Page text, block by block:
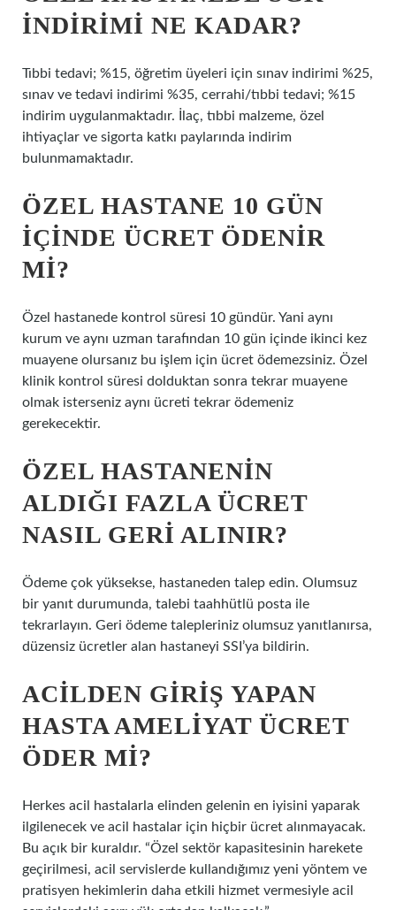
INDIRIMI NE KADAR?
Tıbbi tedavi; %15, öğretim üyeleri için sınav indirimi %25,
sınav ve tedavi indirimi %35, cerrahi/tıbbi tedavi; %15
indirim uygulanmaktadır. İlaç, tıbbi malzeme, özel
ihtiyaçlar ve sigorta katkı paylarında indirim
bulunmamaktadır.
ÖZEL HASTANE 10 GÜN
IÇINDE ÜCRET ÖDENIR
MI?
Özel hastanede kontrol süresi 10 gündür. Yani aynı
kurum ve aynı uzman tarafından 10 gün içinde ikinci kez
muayene olursanız bu işlem için ücret ödemezsiniz. Özel
klinik kontrol süresi dolduktan sonra tekrar muayene
olmak isterseniz aynı ücreti tekrar ödemeniz
gerekecektir.
ÖZEL HASTANENIN
ALDIĞI FAZLA ÜCRET
NASIL GERI ALINIR?
Ödeme çok yüksekse, hastaneden talep edin. Olumsuz
bir yanıt durumunda, talebi taahhütlü posta ile
tekrarlayın. Geri ödeme talepleriniz olumsuz yanıtlanırsa,
düzensiz ücretler alan hastaneyi SSI’ya bildirin.
ACILDEN GIRIŞ YAPAN
HASTA AMELIYAT ÜCRET
ÖDER MI?
Herkes acil hastalarla elinden gelenin en iyisini yaparak
ilgilenecek ve acil hastalar için hiçbir ücret alınmayacak.
Bu açık bir kuraldır. “Özel sektör kapasitesinin harekete
geçirilmesi, acil servislerde kullandığımız yeni yöntem ve
pratisyen hekimlerin daha etkili hizmet vermesiyle acil